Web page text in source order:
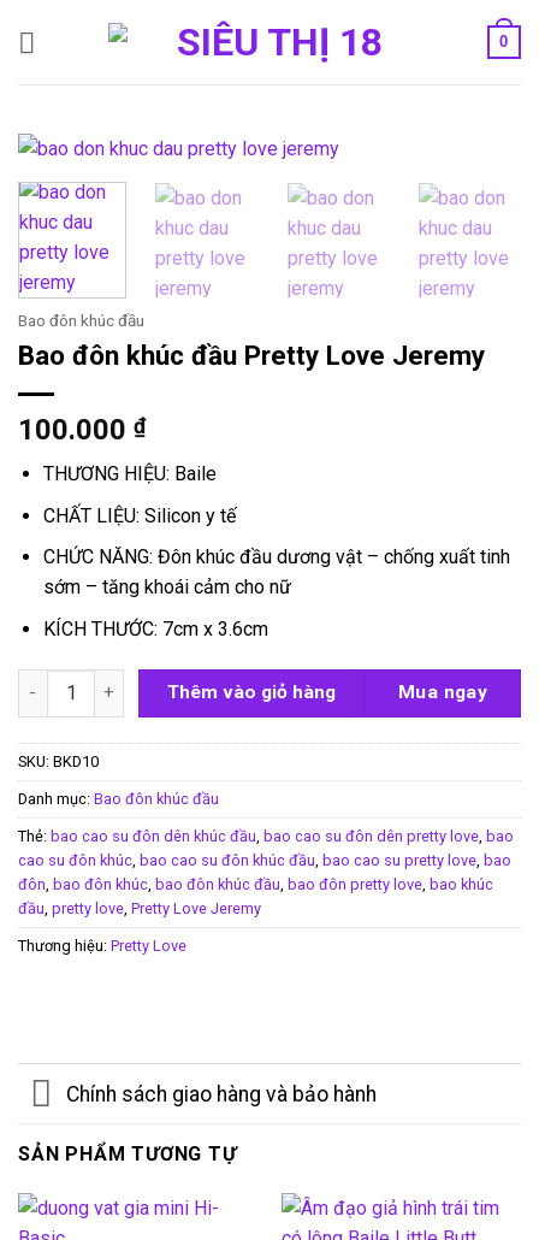
0
Bao đôn khúc đầu
Bao đôn khúc đầu Pretty Love Jeremy
100.000 ₫
THƯƠNG HIỆU: Baile
CHẤT LIỆU: Silicon y tế
CHỨC NĂNG: Đôn khúc đầu dương vật – chống xuất tinh
sớm – tăng khoái cảm cho nữ
KÍCH THƯỚC: 7cm x 3.6cm
Bao đôn khúc đầu Pretty Love Jeremy số lượng
Thêm vào giỏ hàng Mua ngay
SKU: BKD10
Danh mục: Bao đôn khúc đầu
Thẻ: bao cao su đôn dên khúc đầu bao cao su đôn dên pretty love bao
cao su đôn khúc bao cao su đôn khúc đầu bao cao su pretty love bao
đôn bao đôn khúc bao đôn khúc đầu bao đôn pretty love bao khúc
đầu pretty love Pretty Love Jeremy
Thương hiệu: Pretty Love
Chính sách giao hàng và bảo hành
SẢN PHẨM TƯƠNG TỰ